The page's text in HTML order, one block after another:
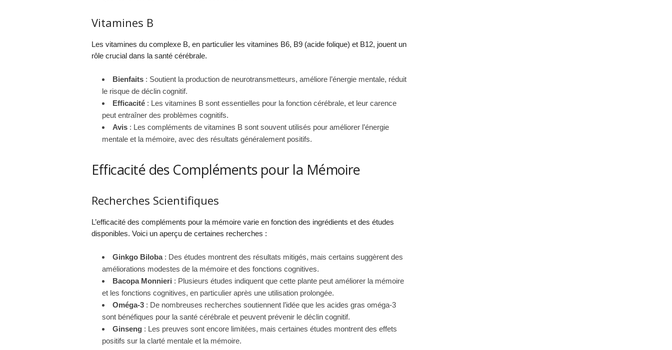
Vitamines B
Les vitamines du complexe B, en particulier les vitamines B6, B9 (acide folique) et B12, jouent un
rôle crucial dans la santé cérébrale.
Bienfaits: Soutient la production de neurotransmetteurs, améliore l’énergie mentale, réduit
le risque de déclin cognitif.
Efficacité: Les vitamines B sont essentielles pour la fonction cérébrale, et leur carence
peut entraîner des problèmes cognitifs.
Avis: Les compléments de vitamines B sont souvent utilisés pour améliorer l’énergie
mentale et la mémoire, avec des résultats généralement positifs.
Efficacité des Compléments pour la Mémoire
Recherches Scientifiques
L’efficacité des compléments pour la mémoire varie en fonction des ingrédients et des études
disponibles. Voici un aperçu de certaines recherches :
Ginkgo Biloba: Des études montrent des résultats mitigés, mais certains suggèrent des
améliorations modestes de la mémoire et des fonctions cognitives.
Bacopa Monnieri : Plusieurs études indiquent que cette plante peut améliorer la mémoire
et les fonctions cognitives, en particulier après une utilisation prolongée.
Oméga-3: De nombreuses recherches soutiennent l’idée que les acides gras oméga-3
sont bénéfiques pour la santé cérébrale et peuvent prévenir le déclin cognitif.
Ginseng: Les preuves sont encore limitées, mais certaines études montrent des effets
positifs sur la clarté mentale et la mémoire.